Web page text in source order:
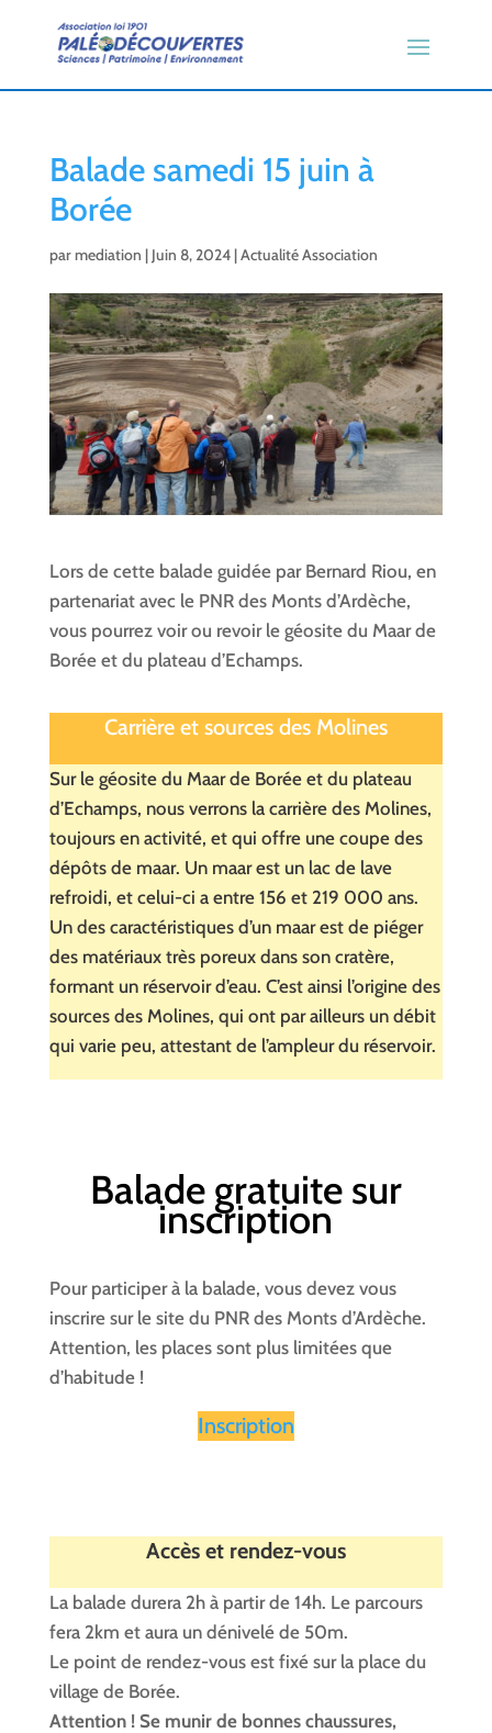
Balade samedi 15 juin à
Borée
parmediation | Juin 8, 2024|Actualité Association
Lors de cette balade guidée par Bernard Riou, en
partenariat avec le PNR des Monts d’Ardèche,
vous pourrez voir ou revoir le géosite du Maar de
Borée et du plateau d’Echamps.
Carrière et sources des Molines
Sur le géosite du Maar de Borée et du plateau
d’Echamps, nous verrons la carrière des Molines,
toujours en activité, et qui offre une coupe des
dépôts de maar. Un maar est un lac de lave
refroidi, et celui-ci a entre 156 et 219 000 ans.
Un des caractéristiques d’un maar est de piéger
des matériaux très poreux dans son cratère,
formant un réservoir d’eau. C’est ainsi l’origine des
sources des Molines, qui ont par ailleurs un débit
qui varie peu, attestant de l’ampleur du réservoir.
Balade gratuite sur
inscription
Pour participer à la balade, vous devez vous
inscrire sur le site du PNR des Monts d’Ardèche.
Attention, les places sont plus limitées que
d’habitude !
Inscription
Accès et rendez-vous
La balade durera 2h à partir de 14h. Le parcours
fera 2km et aura un dénivelé de 50m.
Le point de rendez-vous est fixé sur la place du
village de Borée.
Attention ! Se munir de bonnes chaussures,